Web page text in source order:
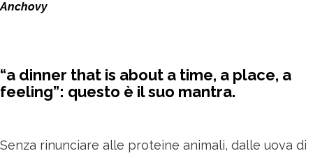
Anchovy
“a dinner that is about a time, a place, a
feeling”: questo è il suo mantra.
Senza rinunciare alle proteine animali, dalle uova di